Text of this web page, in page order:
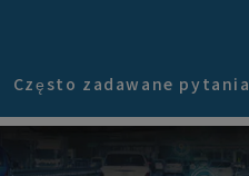
Często zadawane pytania